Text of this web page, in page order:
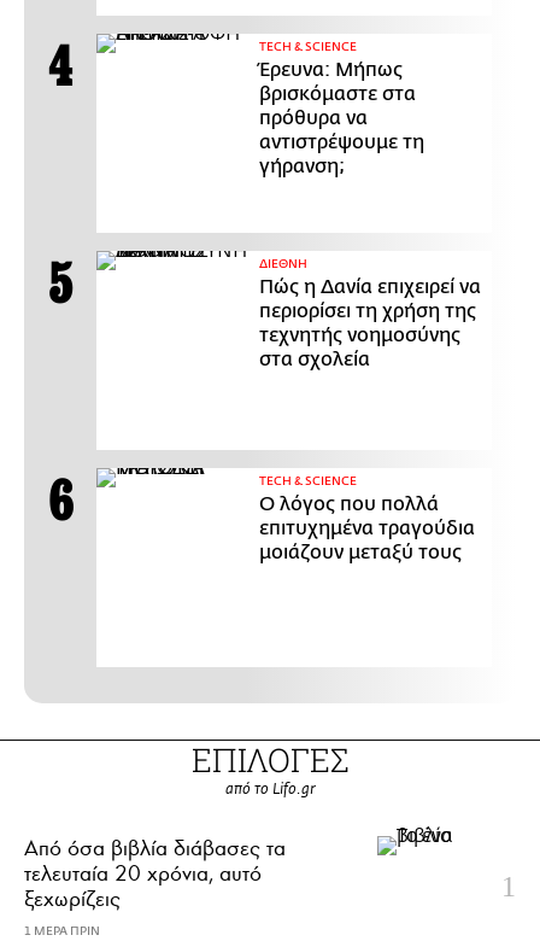
ΤECH & SCIENCE
Έρευνα: Μήπως
βρισκόμαστε στα
πρόθυρα να
αντιστρέψουμε τη
γήρανση;
ΔΙΕΘΝΗ
Πώς η Δανία επιχειρεί να
περιορίσει τη χρήση της
τεχνητής νοημοσύνης
στα σχολεία
ΤECH & SCIENCE
Ο λόγος που πολλά
επιτυχημένα τραγούδια
μοιάζουν μεταξύ τους
ΕΠΙΛΟΓΕΣ
από το Lifo.gr
Από όσα βιβλία διάβασες τα
τελευταία 20 χρόνια, αυτό
ξεχωρίζεις
1 ΜΕΡΑ ΠΡΙΝ